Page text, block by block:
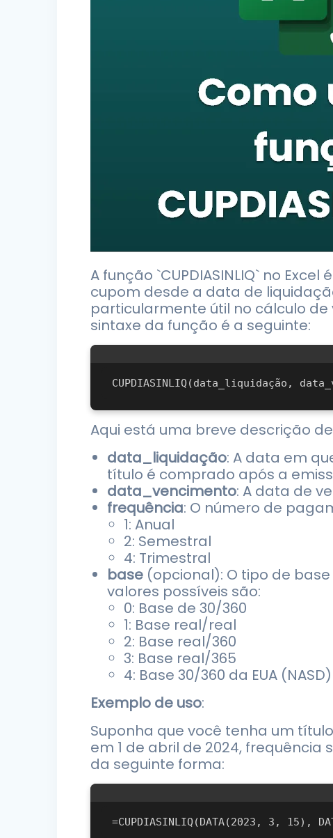
A função `CUPDIASINLIQ` no
cupom desde a data de
particularmente útil no cálculo
sintaxe da função é a seguinte:
Aqui está uma breve descrição
data_liquidação: A data em
título é comprado após a
data_vencimento: A data de
frequência: O número de
1: Anual
2: Semestral
4: Trimestral
base (opcional): O tipo de
valores possíveis são:
0: Base de 30/360
1: Base real/real
2: Base real/360
3: Base real/365
4: Base 30/360 da EUA (NASD)
Exemplo de uso:
Suponha que você tenha um
em 1 de abril de 2024,
da seguinte forma: